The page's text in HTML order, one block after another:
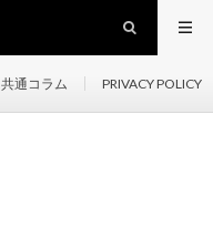
共通コラム PRIVACY POLICY